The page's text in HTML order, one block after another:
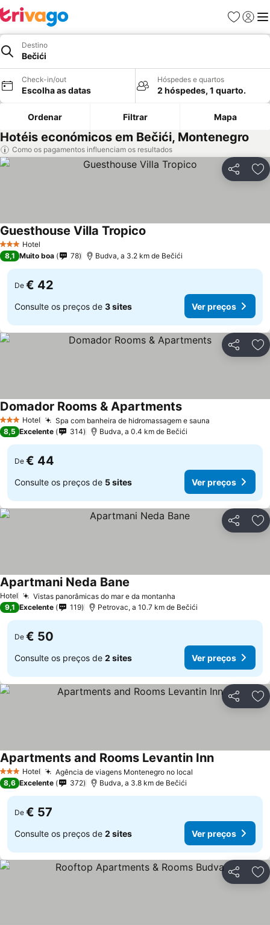
Favoritos
Iniciar
Destino
Bečići
Check-in/out
Escolha as datas
Hóspedes e quartos
2 hóspedes, 1 quarto.
Ordenar Filtrar Mapa
Hotéis económicos em Bečići, Montenegro
Como os pagamentos influenciam os resultados
Partilhar
3 EstrelasHotel
Guesthouse Villa Tropico
8,1 Muito boa 78 Budva, a 3.2 km de Bečići
De € 42
Consulte os preços de 3 sites Ver preços
Partilhar
3 EstrelasHotel Spa com banheira de hidromassagem e sauna
Domador Rooms & Apartments
8,5 Excelente 314 Budva, a 0.4 km de Bečići
De € 44
Consulte os preços de 5 sites Ver preços
Partilhar
Hotel Vistas panorâmicas do mar e da montanha
Apartmani Neda Bane
9,1 Excelente 119 Petrovac, a 10.7 km de Bečići
De € 50
Consulte os preços de 2 sites Ver preços
Partilhar
3 EstrelasHotel Agência de viagens Montenegro no local
Apartments and Rooms Levantin Inn
8,6 Excelente 372 Budva, a 3.8 km de Bečići
De € 57
Consulte os preços de 2 sites Ver preços
Partilhar